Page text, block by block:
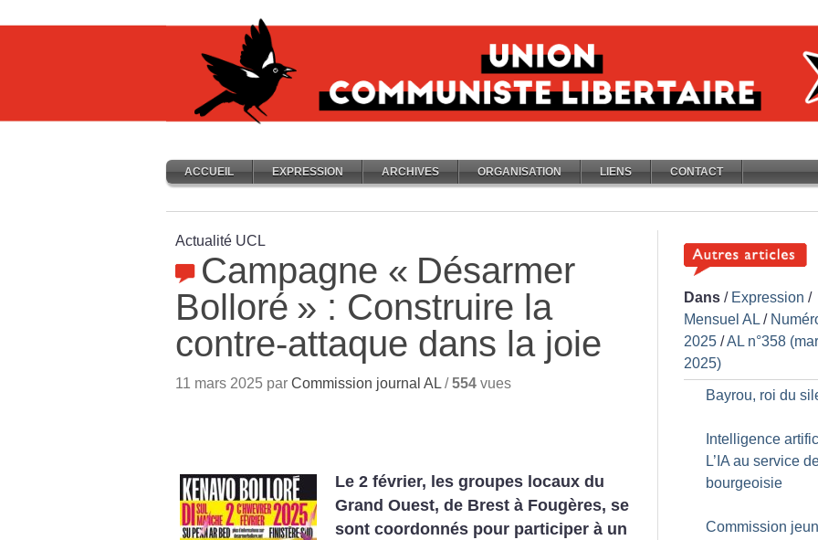
ACCUEIL EXPRESSION ARCHIVES ORGANISATION LIENS CONTACT
Actualité UCL
Campagne « Désarmer
Bolloré » : Construire la
contre-attaque dans la joie
11 mars 2025 par Commission journal AL /554 vues
Le 2 février, les groupes locaux du
Grand Ouest, de Brest à Fougères, se
sont coordonnés pour participer à un
Dans / Expression /
Mensuel AL /
2025 /AL n°358
2025)
Bayrou, roi du
Intelligence
L’IA au service
bourgeoisie
Commission